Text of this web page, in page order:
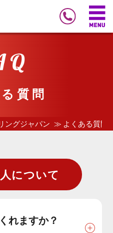
質問
ングジャパン よくある質問
について
れますか？